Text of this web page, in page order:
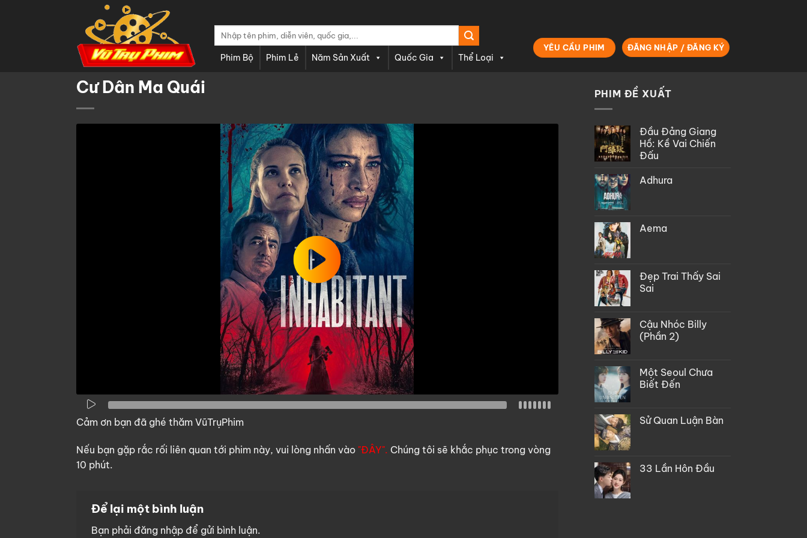
Tìm
Phim Bộ Phim Lẻ Năm Sản Xuất Quốc Gia Thể Loại
YÊU CẦU PHIM ĐĂNG NHẬP / ĐĂNG KÝ
Cư Dân Ma Quái
Cảm ơn bạn đã ghé thăm VũTrụPhim
Nếu bạn gặp rắc rối liên quan tới phim này, vui lòng nhấn vào "ĐÂY". Chúng tôi sẽ khắc phục trong vòng
10 phút.
Để lại một bình luận
Bạn phải đăng nhập để gửi bình luận.
PHIM ĐỀ XUẤT
Đầu Đảng Giang
Hồ: Kề Vai Chiến
Đấu
Adhura
Aema
Đẹp Trai Thấy Sai
Sai
Cậu Nhóc Billy
(Phần 2)
Một Seoul Chưa
Biết Đến
Sử Quan Luận Bàn
33 Lần Hôn Đầu